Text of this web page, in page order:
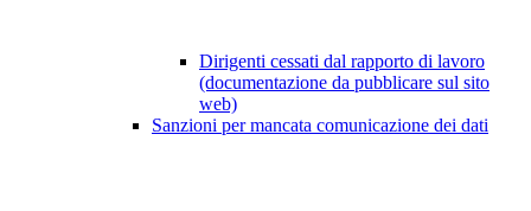
Dirigenti cessati dal rapporto di lavoro
(documentazione da pubblicare sul sito
web)
Sanzioni per mancata comunicazione dei dati